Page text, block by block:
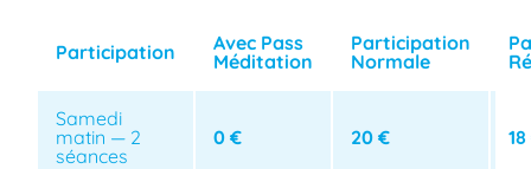
Participation
Avec Pass
Méditation
Participation
Normale
Samedi
matin — 2
séances
0 € 20 €